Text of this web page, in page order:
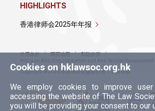
Cookies on hklawsoc.org.hk
We employ cookies to improve user
accessing the website of The Law
you will be providing your consent to our
HIGHLIGHTS
香港律师会2025年年报
使用条款 网页地图
私隐政策
Policy on Anti-Discrimination and Anti-Sexual Harassment
Copyright © 2026 香港律师会版权所有，不得转载